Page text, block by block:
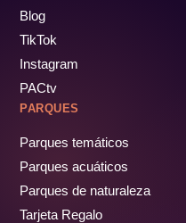
Blog
TikTok
Instagram
PACtv
PARQUES
Parques temáticos
Parques acuáticos
Parques de naturaleza
Tarjeta Regalo